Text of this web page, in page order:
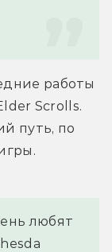
работы
Scrolls.
путь, по
любят